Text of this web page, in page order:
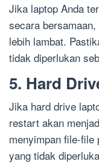
Jika laptop Anda
secara
lebih lambat.
tidak diperlukan
5. Hard
Jika hard drive
restart akan
menyimpan file-file
yang tidak